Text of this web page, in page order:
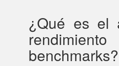
¿Qué es el
benchmarks?